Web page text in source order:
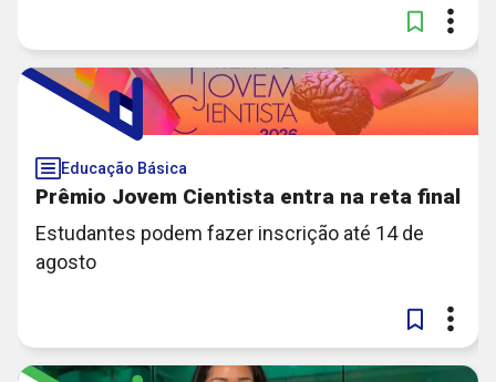
Educação Básica
Prêmio Jovem Cientista entra na reta final
Estudantes podem fazer inscrição até 14 de
agosto